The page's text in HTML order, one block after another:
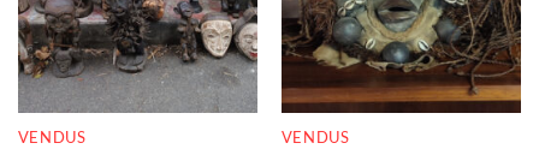
VENDUS VENDUS